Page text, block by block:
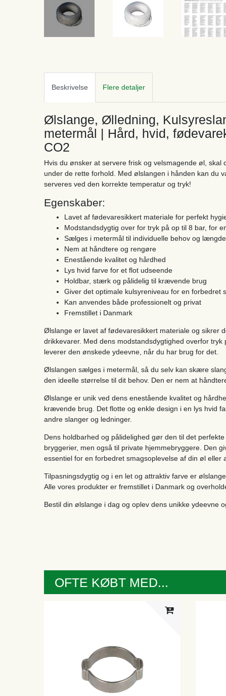
Beskrivelse Flere detaljer
Ølslange, Ølledning,
metermål | Hård, hvid,
CO2
Hvis du ønsker at servere frisk og velsmagende øl,
under de rette forhold. Med ølslangen i hånden kan du
serveres ved den korrekte temperatur og tryk!
Egenskaber:
Lavet af fødevaresikkert materiale for perfekt
Modstandsdygtig over for tryk på op til 8 bar, for
Sælges i metermål til individuelle behov og
Nem at håndtere og rengøre
Enestående kvalitet og hårdhed
Lys hvid farve for et flot udseende
Holdbar, stærk og pålidelig til krævende brug
Giver det optimale kulsyreniveau for en forbedret
Kan anvendes både professionelt og privat
Fremstillet i Danmark
Ølslange er lavet af fødevaresikkert materiale og sikrer
drikkevarer. Med dens modstandsdygtighed overfor
leverer den ønskede ydeevne, når du har brug for det.
Ølslangen sælges i metermål, så du selv kan skære
den ideelle størrelse til dit behov. Den er nem at
Ølslange er unik ved dens enestående kvalitet og
krævende brug. Det flotte og enkle design i en lys hvid
andre slanger og ledninger.
Dens holdbarhed og pålidelighed gør den til det
bryggerier, men også til private hjemmebryggere. Den
essentiel for en forbedret smagsoplevelse af din øl eller
Tilpasningsdygtig og i en let og attraktiv farve er
Alle vores produkter er fremstillet i Danmark og
Bestil din ølslange i dag og oplev dens unikke ydeevne
OFTE KØBT MED...